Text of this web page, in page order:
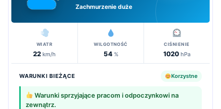
Zachmurzenie duże
WIATR
22 km/h
WILGOTNOŚĆ
54%
CIŚNIENIE
1020 hPa
WARUNKI BIEŻĄCE Korzystne
Warunki sprzyjające pracom i odpoczynkowi na
zewnątrz.